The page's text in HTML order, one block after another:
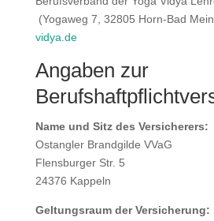
(Yogaweg 7, 32805 Horn-Bad
vidya.de
Angaben zur
Name und Sitz des Versicherers:
Ostangler Brandgilde VVaG
Flensburger Str. 5
24376 Kappeln
Geltungsraum der Versicherung: